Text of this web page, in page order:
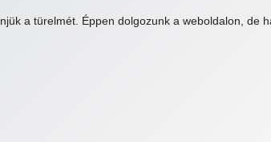
a türelmét. Éppen dolgozunk a weboldalon, de